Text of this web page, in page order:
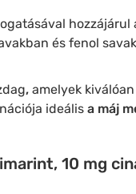
hozzájárul
és fenol
,amelyek
ideális a máj
10 mg